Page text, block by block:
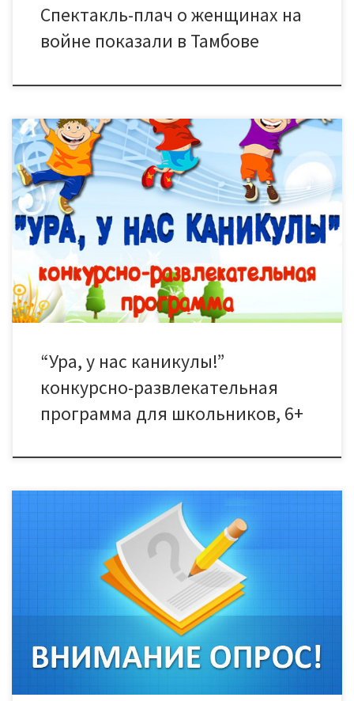
Спектакль-плач о женщинах на
войне показали в Тамбове
Все дети с нетерпением ждут летних каникул. И не
удивительно, ведь летом так весело можно проводить
время: кататься на роликах и велосипеде, загорать и
купаться… Да сколько ещё много всего! А мы предлагаем 28
мая всем вместе поучаствовать в весёлых играх-конкурсах,
получить сладкие призы, попеть и потанцевать с забавными
сказочными […]
“Ура, у нас каникулы!”
конкурсно-развлекательная
программа для школьников, 6+
Уважаемые посетители сайта и сотрудники МБУК ДК “Знамя
труда”! Комитет по информационной политике
администрации города Тамбова Тамбовской области
приглашает Вас принять участие в опросе и оценить,
насколько здоровый образ жизни Вы ведете, что
вкладываете в это понятие, насколько последовательны в
стремлении укрепить свой организм. Внимание, опрос
анонимный, результаты будут использоваться […]